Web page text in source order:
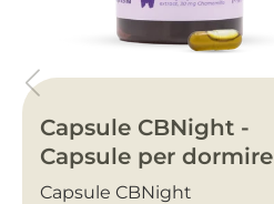
Capsule CBNight -
Capsule per dormire
Capsule CBNight